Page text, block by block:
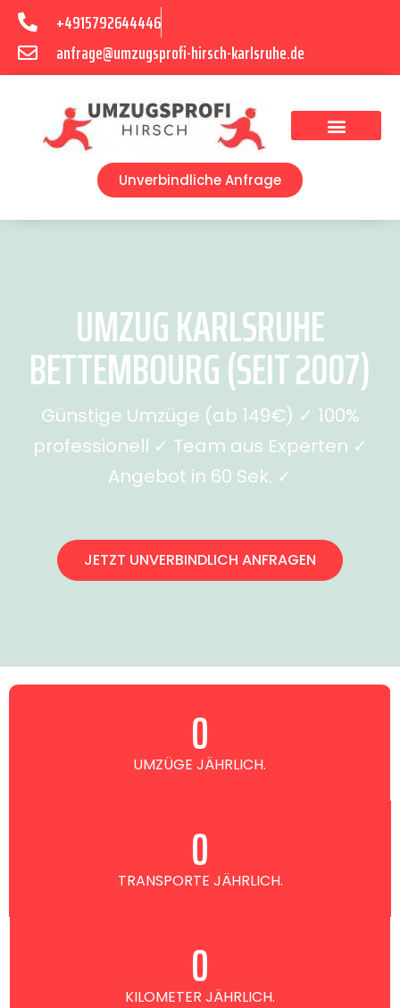
+4915792644446
anfrage@umzugsprofi-hirsch-karlsruhe.de
Unverbindliche Anfrage
UMZUG KARLSRUHE
BETTEMBOURG (SEIT 2007)
Günstige Umzüge (ab 149€) ✓ 100%
professionell ✓ Team aus Experten ✓
Angebot in 60 Sek. ✓
JETZT UNVERBINDLICH ANFRAGEN
UMZÜGE JÄHRLICH.
0
TRANSPORTE JÄHRLICH.
0
KILOMETER JÄHRLICH.
0